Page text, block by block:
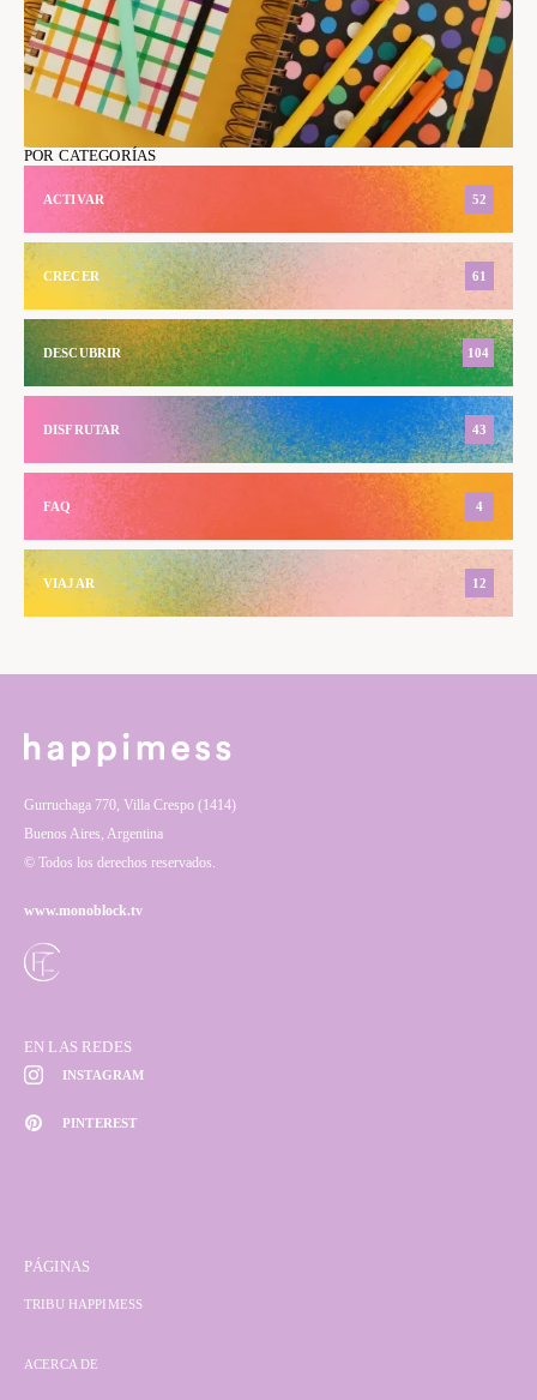
POR CATEGORÍAS
ACTIVAR 52
CRECER 61
DESCUBRIR 104
DISFRUTAR 43
FAQ 4
VIAJAR 12
Gurruchaga 770, Villa Crespo (1414)
Buenos Aires, Argentina
© Todos los derechos reservados.
www.monoblock.tv
EN LAS REDES
INSTAGRAM
PINTEREST
PÁGINAS
TRIBU HAPPIMESS
ACERCA DE